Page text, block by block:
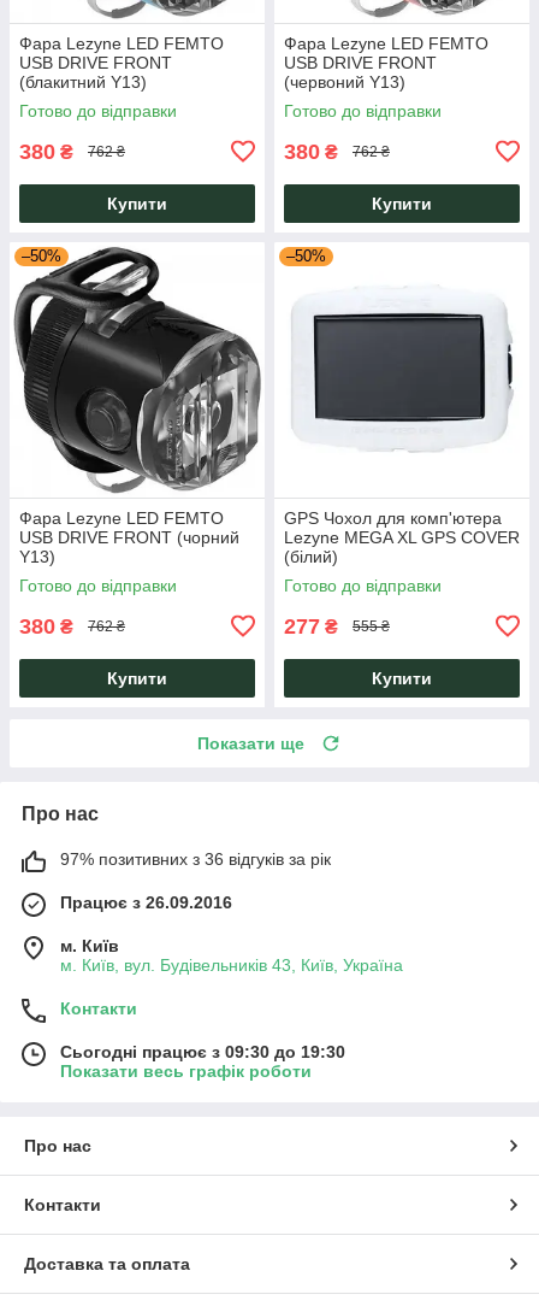
Фара Lezyne LED FEMTO
USB DRIVE FRONT
(блакитний Y13)
Готово до відправки
380 ₴ 762 ₴
Купити
Фара Lezyne LED FEMTO
USB DRIVE FRONT
(червоний Y13)
Готово до відправки
380 ₴ 762 ₴
Купити
–50%
Фара Lezyne LED FEMTO
USB DRIVE FRONT (чорний
Y13)
Готово до відправки
380 ₴ 762 ₴
Купити
–50%
GPS Чохол для комп'ютера
Lezyne MEGA XL GPS COVER
(білий)
Готово до відправки
277 ₴ 555 ₴
Купити
Показати ще
Про нас
97% позитивних з 36 відгуків за рік
Працює з 26.09.2016
м. Київ
м. Київ, вул. Будівельників 43, Київ, Україна
Контакти
Сьогодні працює з 09:30 до 19:30
Показати весь графік роботи
Про нас
Контакти
Доставка та оплата